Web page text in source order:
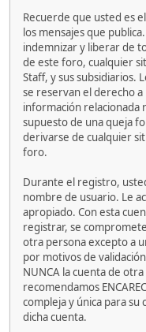
Recuerde que usted es
los mensajes que
indemnizar y liberar de
de este foro, cualquier
Staff, y sus subsidiarios.
se reservan el derecho
información relacionada
supuesto de una queja
derivarse de cualquier
foro.
Durante el registro,
nombre de usuario. Le
apropiado. Con esta
registrar, se
otra persona excepto a
por motivos de
NUNCA la cuenta de
recomendamos
compleja y única para
dicha cuenta.